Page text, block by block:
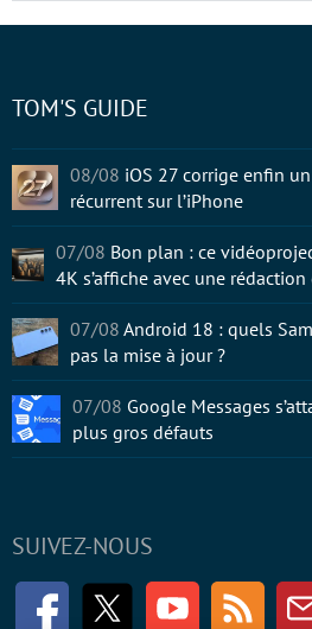
SUIVEZ-NOUS
FacebookTwitter Youtube RSS
TOM'S GUIDE
08/08 iOS 27 corrige enfin
récurrent sur l’iPhone
07/08 Bon plan : ce
4K s’affiche avec une
07/08 Android 18 : quels
pas la mise à jour ?
07/08 Google Messages
plus gros défauts